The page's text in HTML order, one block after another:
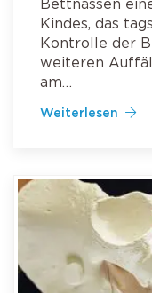
Kindes, das
Kontrolle der
weiteren
am…
Weiterlesen